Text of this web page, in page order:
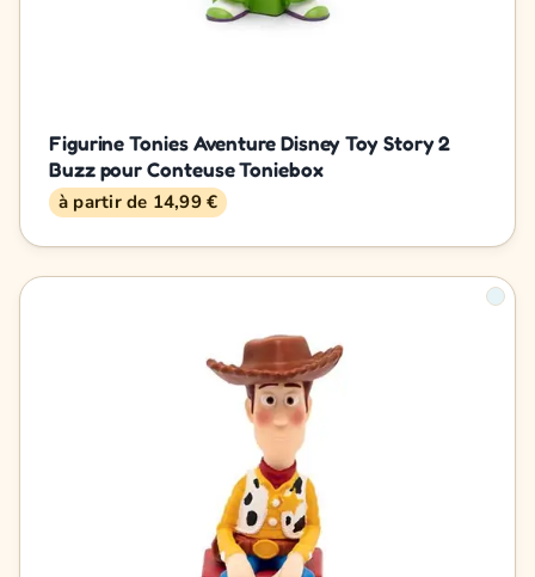
Figurine Tonies Aventure Disney Toy Story 2
Buzz pour Conteuse Toniebox
à partir de 14,99 €